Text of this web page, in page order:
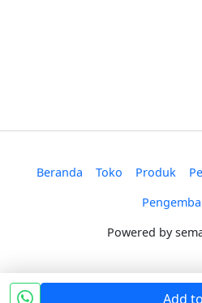
Beranda Toko Produk
Powered by
Add